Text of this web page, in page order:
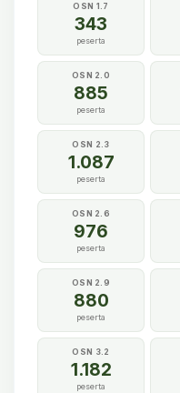
OSN 1.7
343
peserta
OSN 2.0
885
peserta
OSN 2.3
1.087
peserta
OSN 2.6
976
peserta
OSN 2.9
880
peserta
OSN 3.2
1.182
peserta